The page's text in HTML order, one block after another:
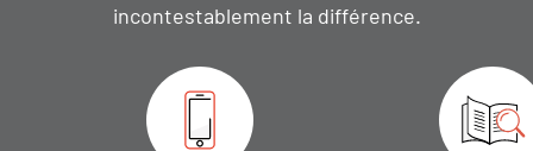
incontestablement la différence.